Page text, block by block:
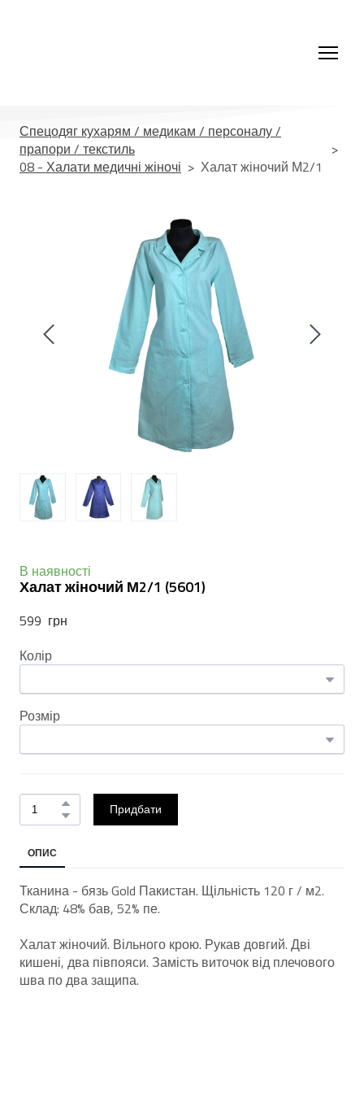
Спецодяг кухарям / медикам / персоналу /
прапори / текстиль
08 - Халати медичні жіночі
Халат жіночий М2/1
В наявності
Халат жіночий М2/1 (5601)
599  грн
Колір
Розмір
Придбати
ОПИС
Тканина - бязь Gold Пакистан. Щільність 120 г / м2.
Склад: 48% бав, 52% пе.
Халат жіночий. Вільного крою. Рукав довгий. Дві
кишені, два півпояси. Замість виточок від плечового
шва по два защипа.